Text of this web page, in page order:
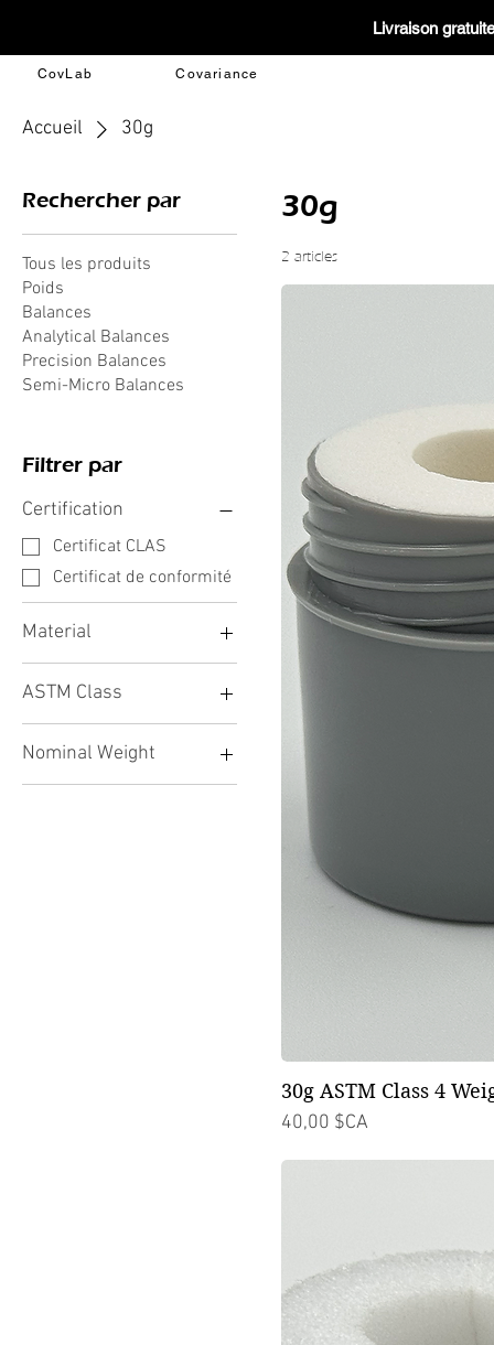
Livraison
CovLab Covariance
Accueil 30g
Rechercher par
Tous les produits
Poids
Balances
Analytical Balances
Precision Balances
Semi-Micro Balances
Filtrer par
Certification
Certificat CLAS
Certificat de conformité
Material
Acier inoxydable 304
316L
ASTM Class
ASTM Classe 1
ASTM Classe 4
Nominal Weight
30g
30g
2 articles
30g ASTM Class 4
Prix
40,00 $CA